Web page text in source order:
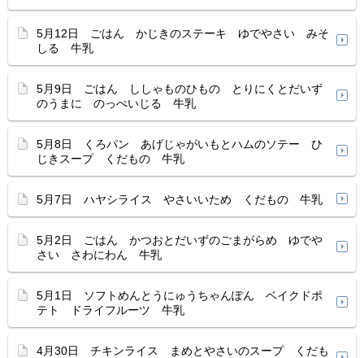
5月12日 ごはん かじきのステーキ ゆでやさい みそ
しる 牛乳
5月9日 ごはん ししゃものひもの とりにくとだいず
のうまに のっぺいじる 牛乳
5月8日 くろパン あげじゃがいもとハムのソテー ひ
じきスープ くだもの 牛乳
5月7日 ハヤシライス やさいいため くだもの 牛乳
5月2日 ごはん かつおとだいずのごまがらめ ゆでや
さい さわにわん 牛乳
5月1日 ソフトめんとうにゅうちゃんぽん ベイクドポ
テト ドライフルーツ 牛乳
4月30日 チキンライス まめとやさいのスープ くだも